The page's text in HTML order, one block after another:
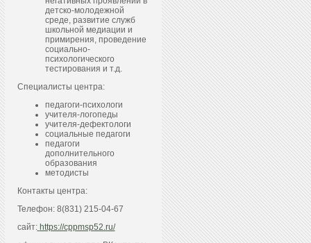
детско-молодежной
среде, развитие служб
школьной медиации и
примирения, проведение
социально-
психологического
тестирования и т.д.
Специалисты центра:
педагоги-психологи
учителя-логопеды
учителя-дефектологи
социальные педагоги
педагоги
дополнительного
образования
методисты
Контакты центра:
Телефон: 8(831) 215-04-67
сайт: https://cppmsp52.ru/